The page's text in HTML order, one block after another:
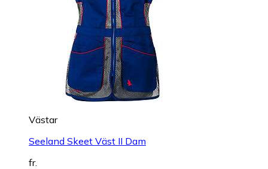
Västar
Seeland Skeet Väst II Dam
fr.